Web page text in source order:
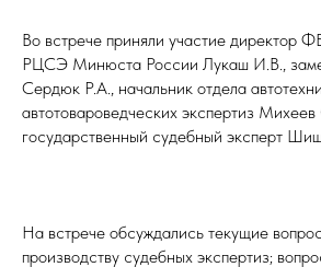
Во встрече приняли участие директор
РЦСЭ Минюста России Лукаш И.В.,
Сердюк Р.А., начальник отдела
автотовароведческих экспертиз Михеев
государственный судебный эксперт
На встрече обсуждались текущие
производству судебных экспертиз;